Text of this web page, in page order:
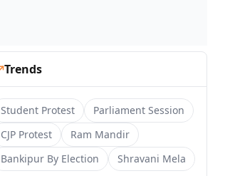
Trends
Student Protest
Parliament Session
CJP Protest
Ram Mandir
Bankipur By Election
Shravani Mela